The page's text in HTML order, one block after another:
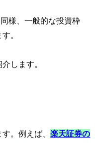
様、一般的な投資枠
。
します。
す。例えば、楽天証券の